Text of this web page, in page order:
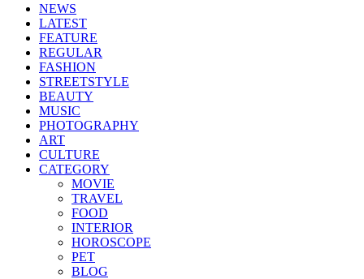
NEWS
LATEST
FEATURE
REGULAR
FASHION
STREETSTYLE
BEAUTY
MUSIC
PHOTOGRAPHY
ART
CULTURE
CATEGORY
MOVIE
TRAVEL
FOOD
INTERIOR
HOROSCOPE
PET
BLOG